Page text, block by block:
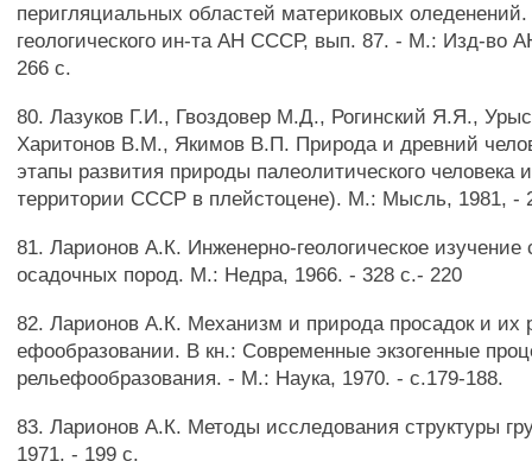
перигляциальных областей материковых
геологического ин-та АН СССР, вып. 87. - М.: Изд-во
266 с.
80. Лазуков Г.И., Гвоздовер М.Д., Рогинский Я.Я.,
Харитонов В.М., Якимов В.П. Природа и древний
этапы развития природы палеолитического человека
территории СССР в плейстоцене). М.: Мысль, 1981, -
81. Ларионов А.К. Инженерно-геологическое
осадочных пород. М.: Недра, 1966. - 328 с.- 220
82. Ларионов А.К. Механизм и природа просадок и их
ефообразовании. В кн.: Современные экзогенные
рельефообразования. - М.: Наука, 1970. - с.179-188.
83. Ларионов А.К. Методы исследования структуры
1971. - 199 с.